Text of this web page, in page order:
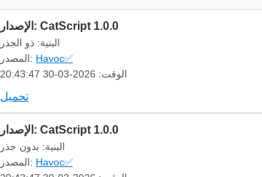
الإصدار: CatScript 1.0.0
البنية: ذو الجذر
المصدر: Havoc✅
الوقت: 2026-03-30 20:43:47
تحميل
الإصدار: CatScript 1.0.0
البنية: بدون جذر
المصدر: Havoc✅